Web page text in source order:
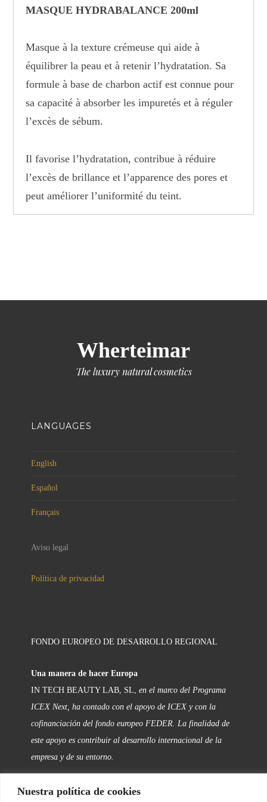
Nuestra política de cookies
MASQUE HYDRABALANCE 200ml
Masque à la texture crémeuse qui aide à
équilibrer la peau et à retenir l’hydratation. Sa
formule à base de charbon actif est connue pour
sa capacité à absorber les impuretés et à réguler
l’excès de sébum.
Il favorise l’hydratation, contribue à réduire
l’excès de brillance et l’apparence des pores et
peut améliorer l’uniformité du teint.
Wherteimar
The luxury natural cosmetics
LANGUAGES
English
Español
Français
Aviso legal
Política de privacidad
FONDO EUROPEO DE DESARROLLO REGIONAL
Una manera de hacer Europa
IN TECH BEAUTY LAB, SL, en el marco del Programa
ICEX Next, ha contado con el apoyo de ICEX y con la
cofinanciación del fondo europeo FEDER. La finalidad de
este apoyo es contribuir al desarrollo internacional de la
empresa y de su entorno.
FOLLOW US